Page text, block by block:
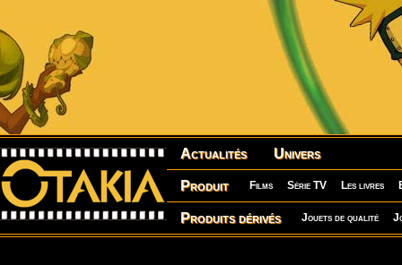
Actualités Univers
Produit Films Série TV Les livres
Produits dérivés Jouets de qualité